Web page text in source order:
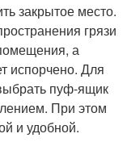
закрытое место.
грязи
а
испорчено. Для
пуф-ящик
При этом
и удобной.